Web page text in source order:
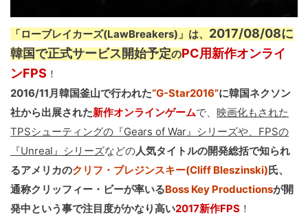
「ローブレイカーズ(LawBreakers)」は、 2017/08/08に
韓国で正式サービス開始予定のPC用新作オンライ
ンFPS ！
2016/11月韓国釜山で行われた“G-Star2016”に韓国ネクソン
社から出展された新作オンラインゲームで、 映画化もされた
TPSシューティングの『Gears of War』シリーズや、FPSの
『Unreal』シリーズなどの人気タイトルの開発総括で知られ
るアメリカのクリフ・ブレジンスキー(Cliff Bleszinski)氏、
通称クリッフィー・ビーが率いるBoss Key Productionsが開
発中という事で注目度がかなり高い2017新作FPS ！